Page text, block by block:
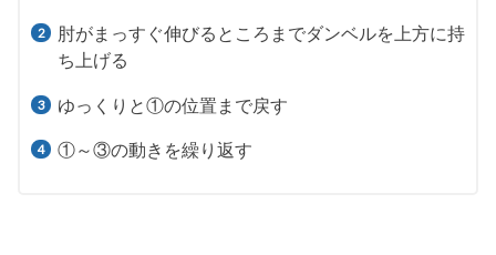
肘がまっすぐ伸びるところまでダンベルを上方に持
ち上げる
ゆっくりと①の位置まで戻す
①～③の動きを繰り返す